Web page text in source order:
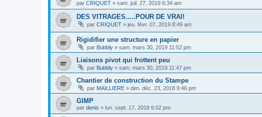
par CRIQUET » sam. juil. 27, 2019 6:34 am
DES VITRAGES.....POUR DE VRAI!
par CRIQUET » jeu. févr. 07, 2019 8:49 am
Rigidifier une structure en papier
par Bubbly » sam. mars 30, 2019 11:52 pm
Liaisons pivot qui frottent peu
par Bubbly » sam. mars 30, 2019 11:47 pm
Chantier de construction du Stampe
par MAILLIERE » dim. déc. 23, 2018 9:46 pm
GIMP
par denis » lun. sept. 17, 2018 6:02 pm